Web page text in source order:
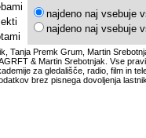
najdeno naj vsebuje
najdeno naj vsebuje
Tanja Premk Grum, Martin
& Martin Srebotnjak. Vse
za gledališče, radio, film in
brez pisnega dovoljenja